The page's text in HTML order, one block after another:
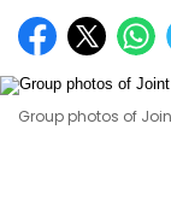
Group photos of